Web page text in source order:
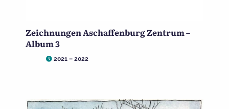
Zeichnungen Aschaffenburg Zentrum –
Album 3
2021 – 2022